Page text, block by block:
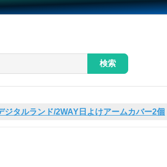
検索
ジタルランド/2WAY日よけアームカバー2個